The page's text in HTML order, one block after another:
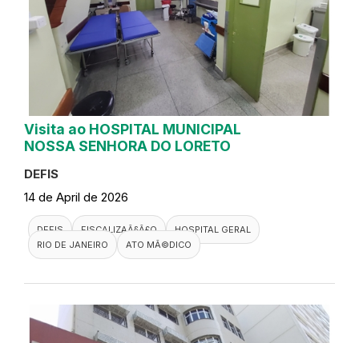
Visita ao HOSPITAL MUNICIPAL
NOSSA SENHORA DO LORETO
DEFIS
14 de April de 2026
DEFIS FISCALIZAÃ§Ã£O
HOSPITAL GERAL
RIO DE JANEIRO
ATO MÃ©DICO